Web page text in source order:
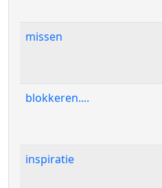
missen
blokkeren....
inspiratie